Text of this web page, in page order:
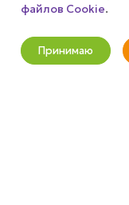
КАК СДЕЛАТЬ
файлов Cookie.
Принимаю